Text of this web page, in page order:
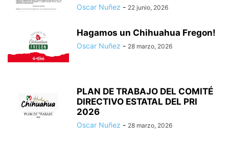
Oscar Nuñez - 22 junio, 2026
Hagamos un Chihuahua Fregon!
Oscar Nuñez - 28 marzo, 2026
PLAN DE TRABAJO DEL COMITÉ
DIRECTIVO ESTATAL DEL PRI
2026
Oscar Nuñez - 28 marzo, 2026